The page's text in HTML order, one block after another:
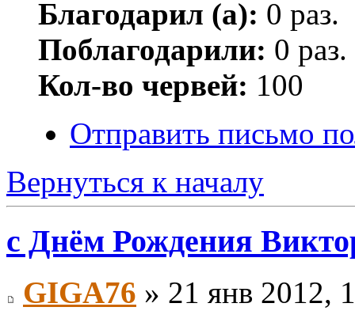
Благодарил (а): 0 раз.
Поблагодарили: 0 раз.
Кол-во червей: 100
Отправить письмо
Вернуться к началу
с Днём Рождения
GIGA76 » 21 янв 2012,